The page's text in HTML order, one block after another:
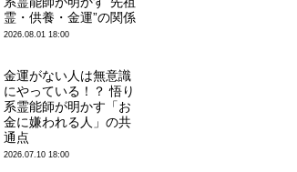
霊・供養・金運”の関係
2026.08.01 18:00
金運がない人は無意識
にやっている！？ 悟り
系霊能師が明かす「お
金に嫌われる人」の共
通点
2026.07.10 18:00